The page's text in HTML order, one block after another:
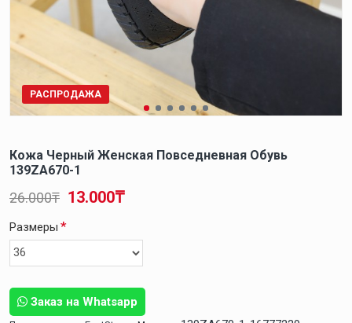
РАСПРОДАЖА
Кожа Черный Женская Повседневная Обувь
139ZA670-1
Заказ на Whatsapp
13.000₸
26.000₸
Размеры